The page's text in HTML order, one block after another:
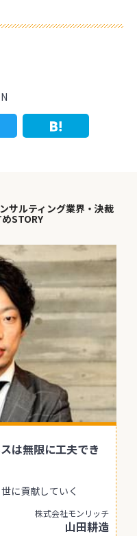
サルティング業界・決裁
STORY
は無限に工夫でき
に貢献していく
株式会社モンリッチ
山田耕造